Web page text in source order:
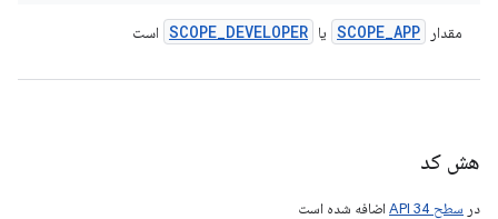
مقدار SCOPE_APP یا SCOPE_DEVELOPER است
هش کد
در سطح API 34 اضافه شده است